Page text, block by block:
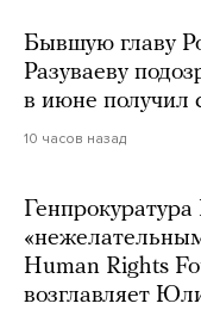
Бывшую главу
Разуваеву
в июне получил
10 часов назад
Human Rights
возглавляет